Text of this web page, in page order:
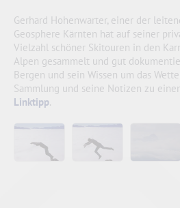
Gerhard Hohenwarter, einer der
Geosphere Kärnten hat auf seiner
Vielzahl schöner Skitouren in den
Alpen gesammelt und gut
Bergen und sein Wissen um das
Sammlung und seine Notizen zu
Linktipp.